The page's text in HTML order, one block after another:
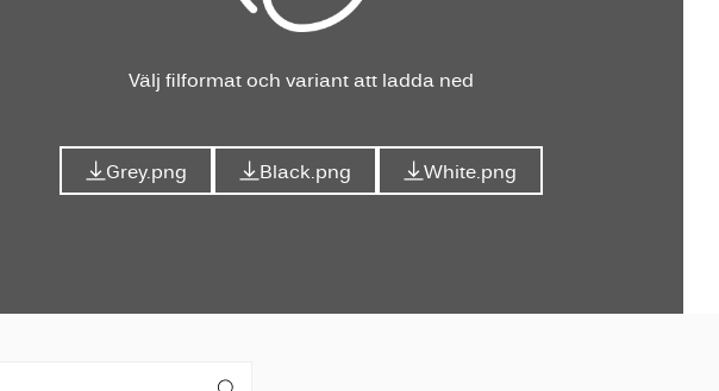
Välj filformat och variant att ladda ned
Grey.png Black.png White.png